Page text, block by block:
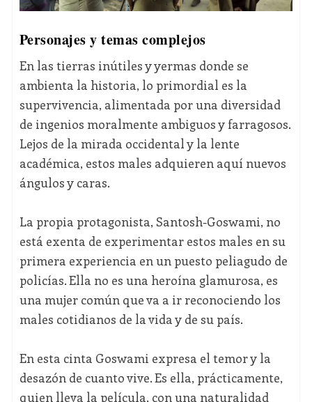
Personajes y temas complejos
En las tierras inútiles y yermas donde se
ambienta la historia, lo primordial es la
supervivencia, alimentada por una diversidad
de ingenios moralmente ambiguos y farragosos.
Lejos de la mirada occidental y la lente
académica, estos males adquieren aquí nuevos
ángulos y caras.
La propia protagonista, Santosh-Goswami, no
está exenta de experimentar estos males en su
primera experiencia en un puesto peliagudo de
policías. Ella no es una heroína glamurosa, es
una mujer común que va a ir reconociendo los
males cotidianos de la vida y de su país.
En esta cinta Goswami expresa el temor y la
desazón de cuanto vive. Es ella, prácticamente,
quien lleva la película, con una naturalidad